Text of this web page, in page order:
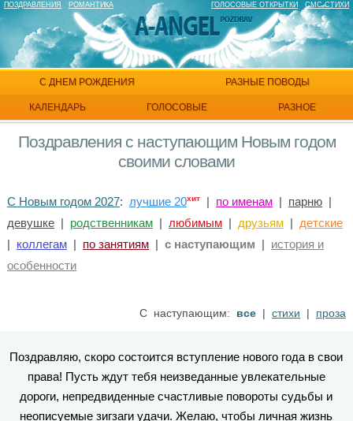
ПОЗДРАВЛЕНИЯ РОМАНТИКА ГОЛОСОВЫЕ ОТКРЫТКИ СМС СТИХИ
С ДНЕМ РОЖДЕНИЯ РАЗНЫЕ ПОВОДЫ
ГОЛОСОВЫЕ
КАЛЕНДАРЬ РАЗНОЕ
Поздравления с наступающим Новым годом
своими словами
С Новым годом 2027: лучшие 20хит| по именам| парню|
девушке| родственникам| любимым| друзьям| детские
| коллегам| по занятиям| с наступающим | история и
особенности
С наступающим: все |стихи | проза
Поздравляю, скоро состоится вступление нового года в свои
права! Пусть ждут тебя неизведанные увлекательные
дороги, непредвиденные счастливые повороты судьбы и
неописуемые зигзаги удачи. Желаю, чтобы личная жизнь